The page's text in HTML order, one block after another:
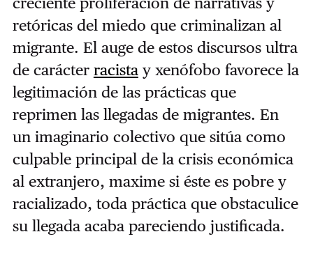
retóricas del miedo que criminalizan al
migrante. El auge de estos discursos ultra
de carácter racistay xenófobo favorece la
legitimación de las prácticas que
reprimen las llegadas de migrantes. En
un imaginario colectivo que sitúa como
culpable principal de la crisis económica
al extranjero, maxime si éste es pobre y
racializado, toda práctica que obstaculice
su llegada acaba pareciendo justificada.